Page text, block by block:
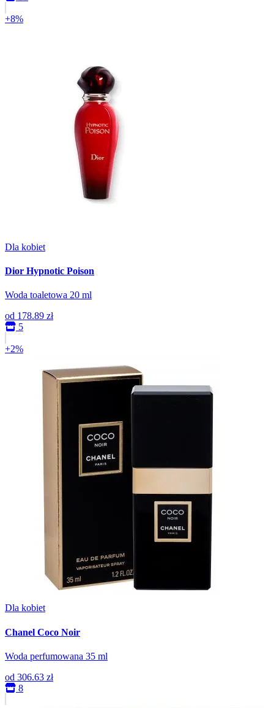
+8%
Dla kobiet
Dior Hypnotic Poison
Woda toaletowa 20 ml
od 178.89 zł
5
+2%
Dla kobiet
Chanel Coco Noir
Woda perfumowana 35 ml
od 306.63 zł
8